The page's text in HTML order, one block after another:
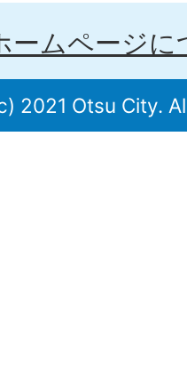
ームページに
2021 Otsu City.